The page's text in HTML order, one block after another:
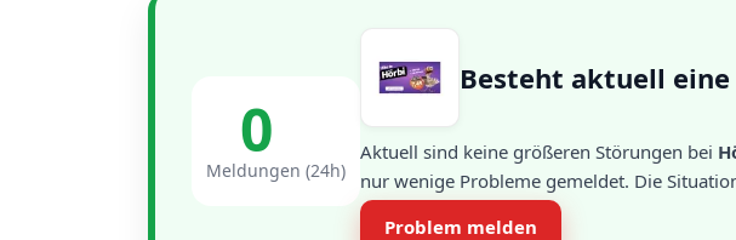
0
Meldungen (24h)
Besteht aktuell
Aktuell sind keine größeren Störungen bei
nur wenige Probleme gemeldet. Die
Problem melden